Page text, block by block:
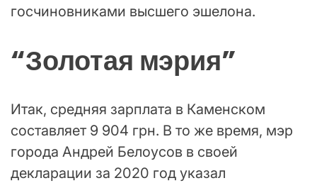
госчиновниками высшего эшелона.
“Золотая мэрия”
Итак, средняя зарплата в Каменском
составляет 9 904 грн. В то же время, мэр
города Андрей Белоусов в своей
декларации за 2020 год указал